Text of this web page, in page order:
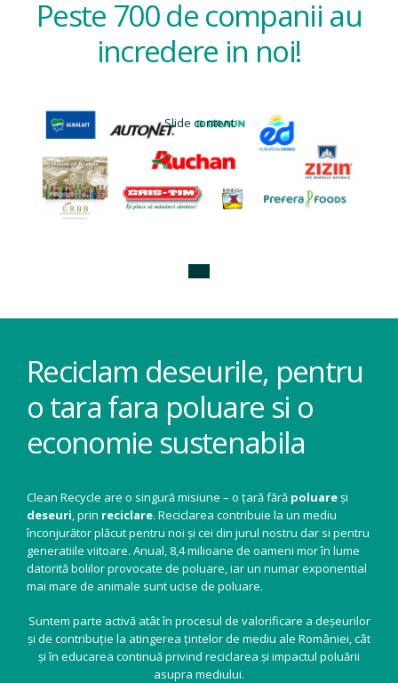
Peste 700 de companii au
incredere in noi!
Slide content
Reciclam deseurile, pentru
o tara fara poluare si o
economie sustenabila
Clean Recycle are o singură misiune – o țară fără poluareși
deseuri, prin reciclare. Reciclarea contribuie la un mediu
înconjurător plăcut pentru noi și cei din jurul nostru dar si pentru
generatiile viitoare. Anual, 8,4 milioane de oameni mor în lume
datorită bolilor provocate de poluare, iar un numar exponential
mai mare de animale sunt ucise de poluare.
Suntem parte activă atât în procesul de valorificare a deșeurilor
și de contribuție la atingerea țintelor de mediu ale României, cât
și în educarea continuă privind reciclarea și impactul poluării
asupra mediului.